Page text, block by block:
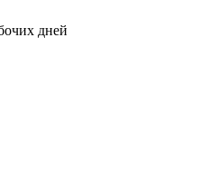
дней